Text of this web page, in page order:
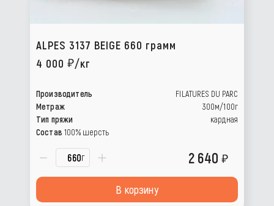
ALPES 3137 BEIGE 660 грамм
4 000
/кг
Производитель
FILATURES DU PARC
Метраж
300м/100г
Тип пряжи
кардная
Состав 100% шерсть
г 2 640
В корзину